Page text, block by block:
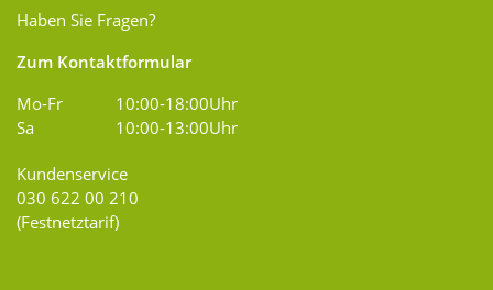
Haben Sie Fragen?
Zum Kontaktformular
Mo-Fr
10:00-18:00Uhr
Sa
10:00-13:00Uhr
Kundenservice
030 622 00 210
(Festnetztarif)